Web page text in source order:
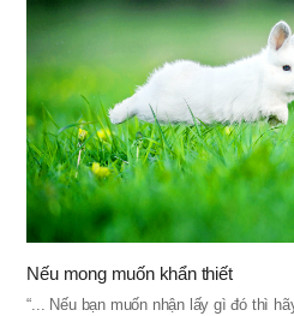
Nếu mong muốn khẩn thiết
“... Nếu bạn muốn nhận lấy gì đó thì